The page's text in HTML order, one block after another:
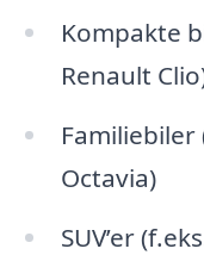
Kompakte
Renault
Familiebiler
Octavia)
SUV’er